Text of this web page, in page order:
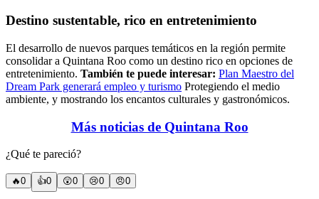
Destino sustentable, rico en entretenimiento
El desarrollo de nuevos parques temáticos en la región permite
consolidar a Quintana Roo como un destino rico en opciones de
entretenimiento. También te puede interesar: Plan Maestro del
Dream Park generará empleo y turismo Protegiendo el medio
ambiente, y mostrando los encantos culturales y gastronómicos.
Más noticias de Quintana Roo
¿Qué te pareció?
🔥0 👍0 😲0 😢0 😠0